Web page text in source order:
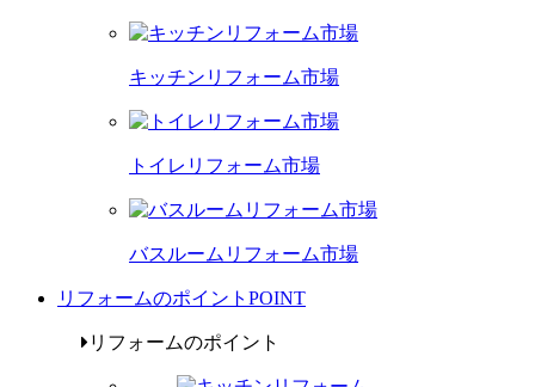
キッチンリフォーム市場
トイレリフォーム市場
バスルームリフォーム市場
リフォームのポイント POINT
リフォームのポイント